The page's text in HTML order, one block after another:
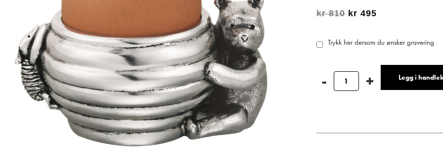
kr810 kr 495
Trykk her dersom du ønsker gravering
Legg i